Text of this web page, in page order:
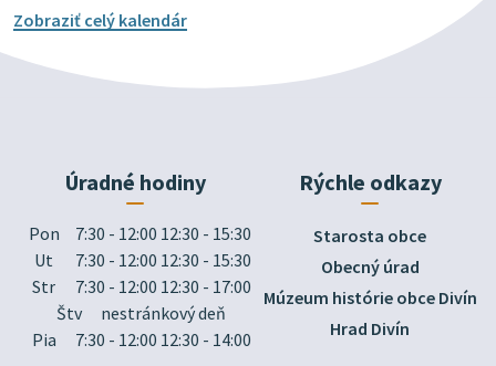
Zobraziť celý kalendár
Úradné hodiny
Pon
7:30 - 12:00 12:30 - 15:30
Ut
7:30 - 12:00 12:30 - 15:30
Str
7:30 - 12:00 12:30 - 17:00
Štv
nestránkový deň
Pia
7:30 - 12:00 12:30 - 14:00
Rýchle odkazy
Starosta obce
Obecný úrad
Múzeum histórie obce Divín
Hrad Divín